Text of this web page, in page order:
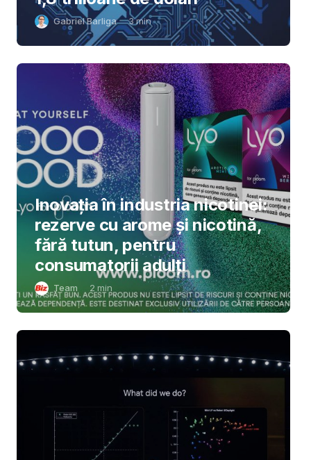
Gabriel Barliga 3min
Inovația în industria nicotinei:
rezerve cu arome și nicotină,
fără tutun, pentru
consumatorii adulți
Team 2 min